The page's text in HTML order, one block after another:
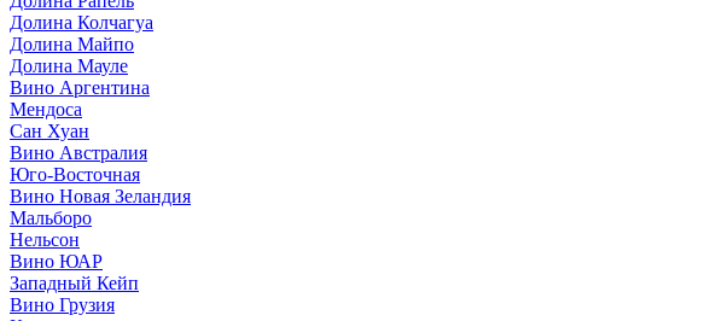
Долина Колчагуа
Долина Майпо
Долина Мауле
Вино Аргентина
Мендоса
Сан Хуан
Вино Австралия
Юго-Восточная
Вино Новая Зеландия
Мальборо
Нельсон
Вино ЮАР
Западный Кейп
Вино Грузия